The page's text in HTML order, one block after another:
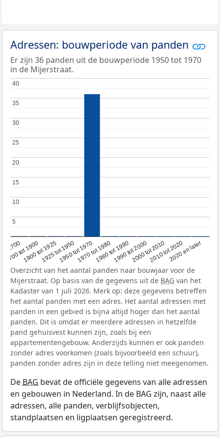
Adressen: bouwperiode van panden
Er zijn 36 panden uit de bouwperiode 1950 tot 1970
in de Mijerstraat.
1700
1700 tot 1900
1900 tot 19251925 tot 19501950 tot 19701970 tot 19801980 tot 19901990 tot 20002000 tot 20102010 tot 20202020 en later
5
5
10
10
15
15
20
20
25
25
30
30
35
35
40
40
Overzicht van het aantal panden naar bouwjaar voor de
Mijerstraat. Op basis van de gegevens uit de BAG van het
Kadaster van 1 juli 2026. Merk op: deze gegevens betreffen
het aantal panden met een adres. Het aantal adressen met
panden in een gebied is bijna altijd hoger dan het aantal
panden. Dit is omdat er meerdere adressen in hetzelfde
pand gehuisvest kunnen zijn, zoals bij een
appartementengebouw. Anderzijds kunnen er ook panden
zonder adres voorkomen (zoals bijvoorbeeld een schuur),
panden zonder adres zijn in deze telling niet meegenomen.
De BAG bevat de officiële gegevens van alle adressen
en gebouwen in Nederland. In de BAG zijn, naast alle
adressen, alle panden, verblijfsobjecten,
standplaatsen en ligplaatsen geregistreerd.